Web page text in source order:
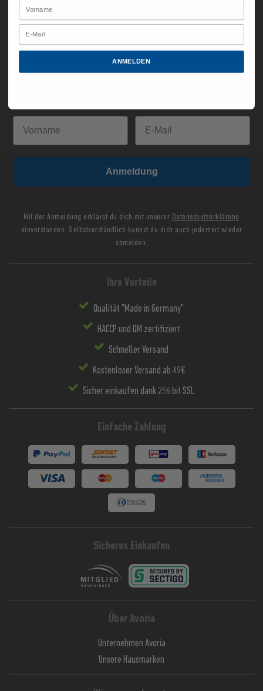
JOIN THE FAMILY
Melde dich zum Newsletter an und sichere dir deinen Rabatt von 10%.
Anmeldung
Mit der Anmeldung erklärst du dich mit unserer Datenschutzerklärung
einverstanden. Selbstverständlich kannst du dich auch jederzeit wieder
abmelden.
Ihre Vorteile
Qualität "Made in Germany"
HACCP und QM zertifiziert
Schneller Versand
Kostenloser Versand ab 49€
Sicher einkaufen dank 256 bit SSL
Einfache Zahlung
Sicheres Einkaufen
Über Avoria
Unternehmen Avoria
Unsere Hausmarken
ANMELDEN